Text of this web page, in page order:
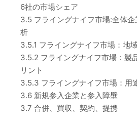
6社の市場シェア
3.5 フライングナイフ市場:全体
析
3.5.1 フライングナイフ市場：地
3.5.2 フライングナイフ市場：製
リント
3.5.3 フライングナイフ市場：用
3.6 新規参入企業と参入障壁
3.7 合併、買収、契約、提携